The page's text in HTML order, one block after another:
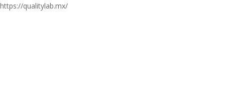
https://qualitylab.mx/